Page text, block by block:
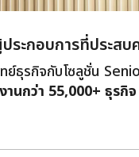
ระกอบการที่ประสบ
ย์ธุรกิจกับโซลูชั่น
านกว่า 55,000+ ธุรกิจ